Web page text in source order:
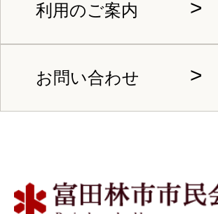
利用のご案内
お問い合わせ